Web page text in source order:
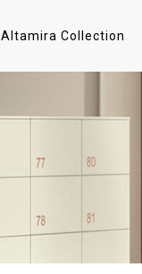
Altamira Collection